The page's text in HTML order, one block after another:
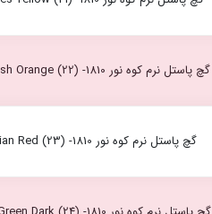
گچ پاستل نرم کوه نور Reddish Orange (22) -1810
گچ پاستل نرم کوه نور Indian Red (23) -1810